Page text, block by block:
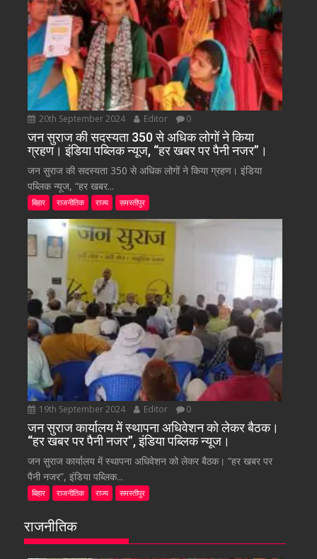
20th September 2024 Editor 0
जन सुराज की सदस्यता 350 से अधिक लोगों ने किया
ग्रहण। इंडिया पब्लिक न्यूज, “हर खबर पर पैनी नजर”।
जन सुराज की सदस्यता 350 से अधिक लोगों ने किया ग्रहण। इंडिया
पब्लिक न्यूज, “हर खबर...
बिहार राजनीतिक राज्य समस्तीपुर
19th September 2024 Editor 0
जन सुराज कार्यालय में स्थापना अधिवेशन को लेकर बैठक।
“हर खबर पर पैनी नजर”, इंडिया पब्लिक न्यूज।
जन सुराज कार्यालय में स्थापना अधिवेशन को लेकर बैठक। “हर खबर पर
पैनी नजर”, इंडिया पब्लिक...
बिहार राजनीतिक राज्य समस्तीपुर
राजनीतिक